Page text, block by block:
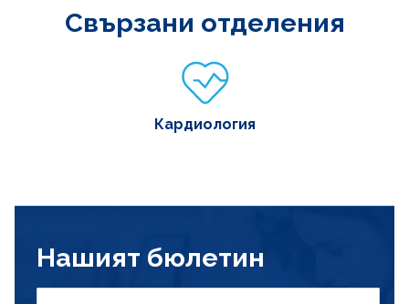
Свързани отделения
Кардиология
Нашият бюлетин